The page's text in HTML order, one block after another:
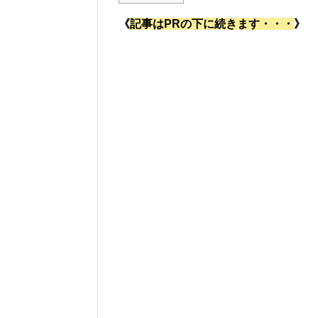
《記事はPRの下に続きます・・・ 》